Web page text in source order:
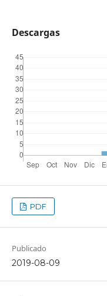
Descargas
PDF
Publicado
2019-08-09